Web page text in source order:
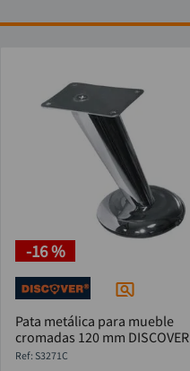
-16 %
Pata metálica para mueble
cromadas 120 mm DISCOVER
: S3271C